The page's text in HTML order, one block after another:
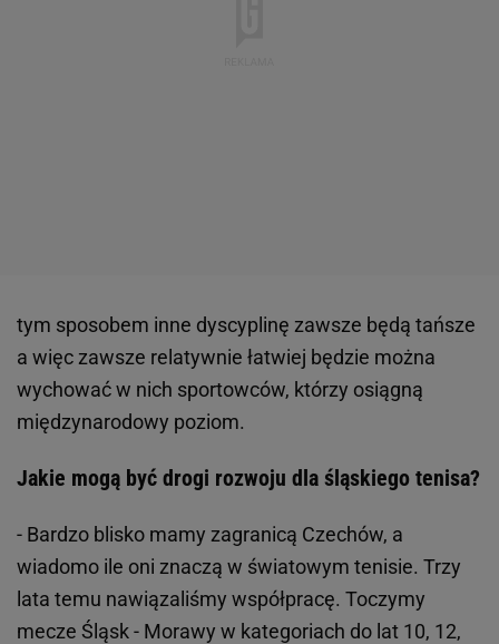
tym sposobem inne dyscyplinę zawsze będą tańsze
a więc zawsze relatywnie łatwiej będzie można
wychować w nich sportowców, którzy osiągną
międzynarodowy poziom.
Jakie mogą być drogi rozwoju dla śląskiego tenisa?
- Bardzo blisko mamy zagranicą Czechów, a
wiadomo ile oni znaczą w światowym tenisie. Trzy
lata temu nawiązaliśmy współpracę. Toczymy
mecze Śląsk - Morawy w kategoriach do lat 10, 12,